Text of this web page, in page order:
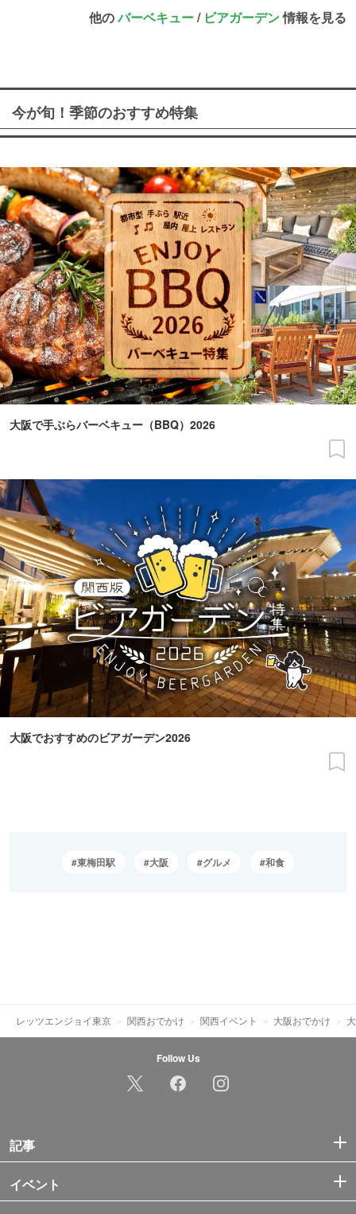
他のバーベキュー/ ビアガーデン情報を見る
今が旬！季節のおすすめ特集
大阪で手ぶらバーベキュー（BBQ）2026
大阪でおすすめのビアガーデン2026
東梅田駅 大阪 グルメ 和食
レッツエンジョイ東京 関西おでかけ 関西イベント 大阪おでかけ
Follow Us
記事
イベント